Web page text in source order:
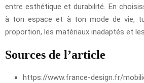
entre esthétique et durabilité. En
à ton espace et à ton mode de vie,
proportion, les matériaux inadaptés et
Sources de l’article
https://www.france-design.fr/